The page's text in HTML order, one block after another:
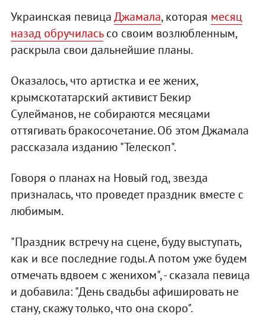
Украинская певицаДжамала, которая месяц
назад обручиласьсо своим возлюбленным,
раскрыла свои дальнейшие планы.
Оказалось, что артистка и ее жених,
крымскотатарский активист Бекир
Сулейманов, не собираются месяцами
оттягивать бракосочетание. Об этом Джамала
рассказала изданию "Телескоп".
Говоря о планах на Новый год, звезда
призналась, что проведет праздник вместе с
любимым.
"Праздник встречу на сцене, буду выступать,
как и все последние годы. А потом уже будем
отмечать вдвоем с женихом", - сказала певица
и добавила: "День свадьбы афишировать не
стану, скажу только, что она скоро".